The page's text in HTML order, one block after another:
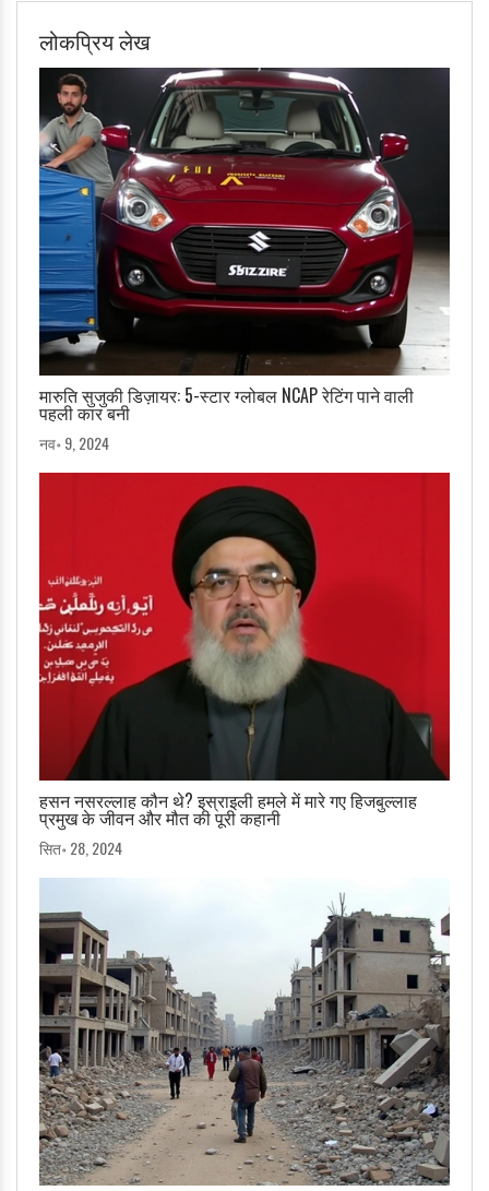
लोकप्रिय लेख
मारुति सुजुकी डिज़ायर: 5-स्टार ग्लोबल NCAP रेटिंग पाने वाली
पहली कार बनी
नव॰ 9, 2024
हसन नसरल्लाह कौन थे? इस्राइली हमले में मारे गए हिजबुल्लाह
प्रमुख के जीवन और मौत की पूरी कहानी
सित॰ 28, 2024